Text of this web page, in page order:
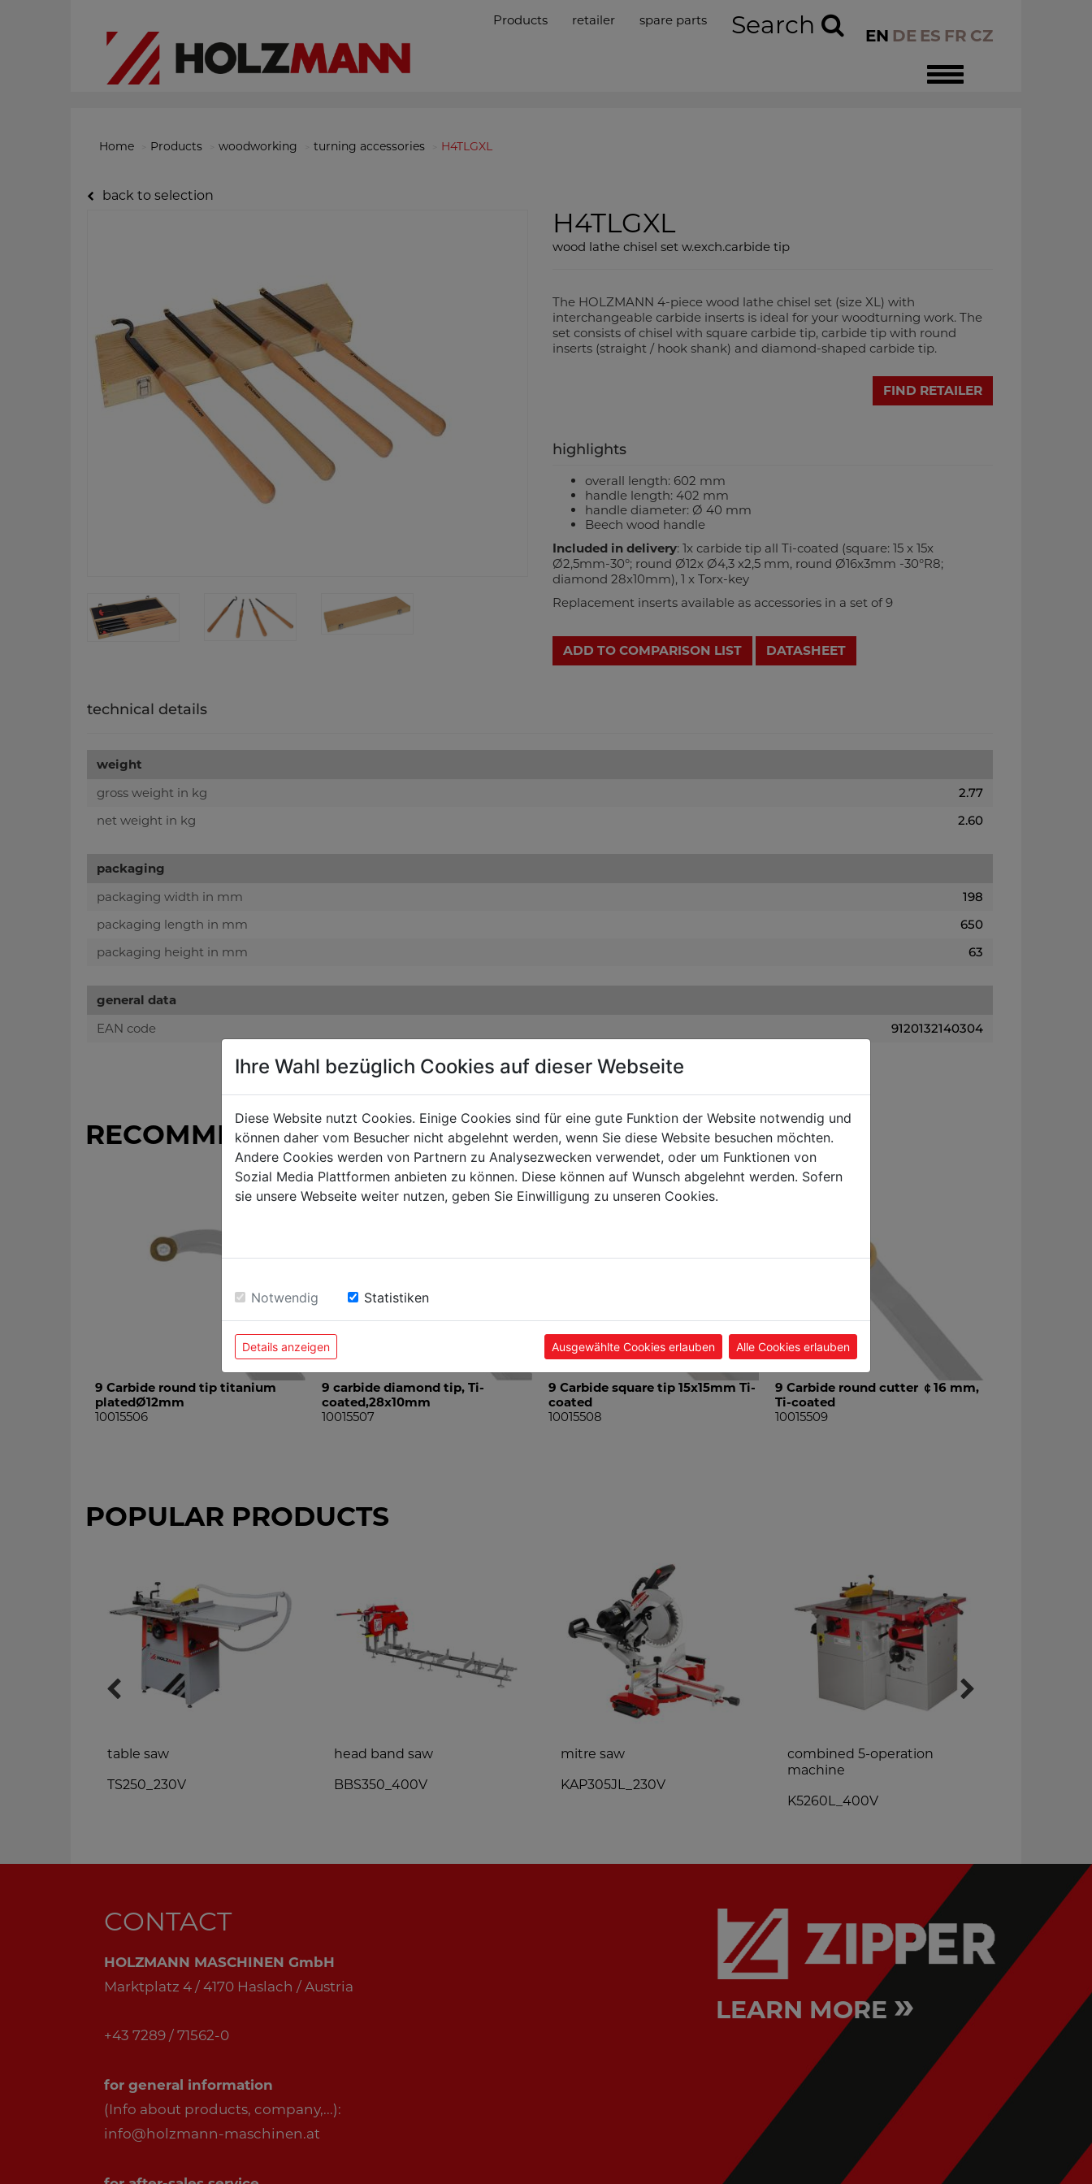
Toggle
navigation
EN DE ES FR CZ
Products retailer spare parts Search
Home Products woodworking turning accessories H4TLGXL
back to selection
H4TLGXL
wood lathe chisel set w.exch.carbide tip
The HOLZMANN 4-piece wood lathe chisel set (size XL) with
interchangeable carbide inserts is ideal for your woodturning work. The
set consists of chisel with square carbide tip, carbide tip with round
inserts (straight / hook shank) and diamond-shaped carbide tip.
FIND RETAILER
highlights
overall length: 602 mm
handle length: 402 mm
handle diameter: Ø 40 mm
Beech wood handle
Included in delivery: 1x carbide tip all Ti-coated (square: 15 x 15x
Ø2,5mm-30°; round Ø12x Ø4,3 x2,5 mm, round Ø16x3mm -30°R8;
diamond 28x10mm), 1 x Torx-key
Replacement inserts available as accessories in a set of 9
ADD TO COMPARISON LIST DATASHEET
technical details
weight
gross weight in kg
2.77
net weight in kg
2.60
packaging
packaging width in mm
198
packaging length in mm
650
packaging height in mm
63
general data
EAN code
9120132140304
RECOMMENDED PRODUCT ACCESSORIES
9 Carbide round tip titanium
platedØ12mm
10015506
9 carbide diamond tip, Ti-
coated,28x10mm
10015507
9 Carbide square tip 15x15mm Ti-
coated
10015508
9 Carbide round cutter ￠16 mm,
Ti-coated
10015509
POPULAR PRODUCTS
table saw
TS250_230V
head band saw
BBS350_400V
mitre saw
KAP305JL_230V
combined 5-operation
machine
K5260L_400V
CONTACT
HOLZMANN MASCHINEN GmbH
Marktplatz 4 / 4170 Haslach / Austria
+43 7289 / 71562-0
for general information
(Info about products, company,...):
info@holzmann-maschinen.at
LEARN MORE »
Ihre Wahl bezüglich Cookies auf dieser Webseite
Diese Website nutzt Cookies. Einige Cookies sind für eine gute Funktion der Website notwendig und
können daher vom Besucher nicht abgelehnt werden, wenn Sie diese Website besuchen möchten.
Andere Cookies werden von Partnern zu Analysezwecken verwendet, oder um Funktionen von
Sozial Media Plattformen anbieten zu können. Diese können auf Wunsch abgelehnt werden. Sofern
sie unsere Webseite weiter nutzen, geben Sie Einwilligung zu unseren Cookies.
Notwendig Statistiken
Details anzeigen Ausgewählte Cookies erlauben Alle Cookies erlauben